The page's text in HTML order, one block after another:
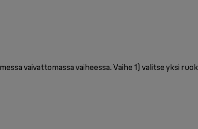
vaivattomassa vaiheessa. Vaihe 1) valitse yksi